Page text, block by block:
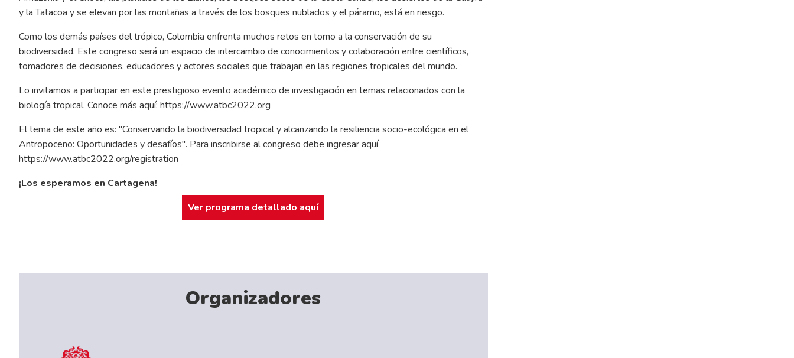
y la Tatacoa y se elevan por las montañas a través de los bosques nublados y el páramo, está en riesgo.
Como los demás países del trópico, Colombia enfrenta muchos retos en torno a la conservación de su
biodiversidad. Este congreso será un espacio de intercambio de conocimientos y colaboración entre científicos,
tomadores de decisiones, educadores y actores sociales que trabajan en las regiones tropicales del mundo.
Lo invitamos a participar en este prestigioso evento académico de investigación en temas relacionados con la
biología tropical. Conoce más aquí: https://www.atbc2022.org
El tema de este año es: "Conservando la biodiversidad tropical y alcanzando la resiliencia socio-ecológica en el
Antropoceno: Oportunidades y desafíos". Para inscribirse al congreso debe ingresar aquí
https://www.atbc2022.org/registration
¡Los esperamos en Cartagena!
Ver programa detallado aquí
Organizadores